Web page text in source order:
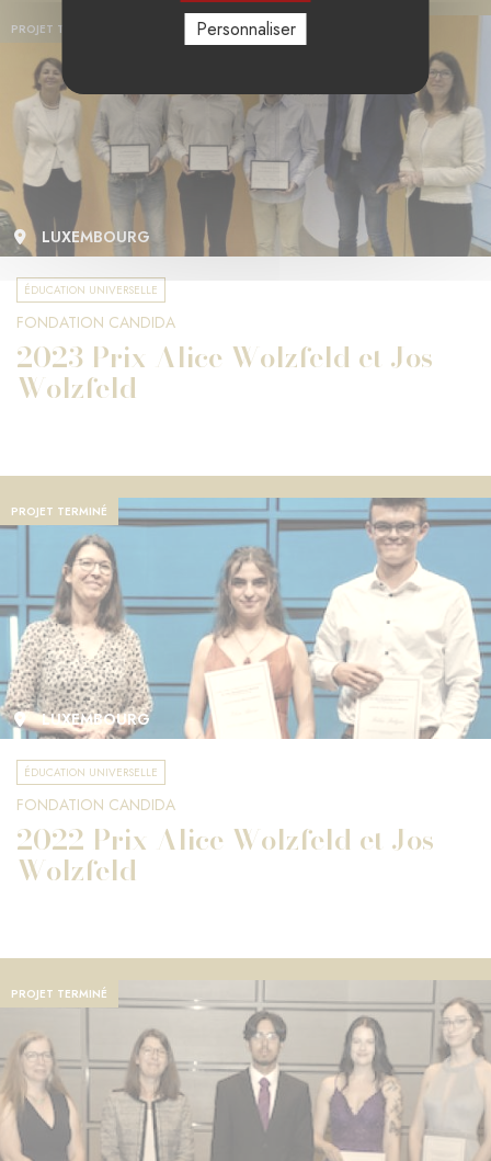
PROJET TERMINÉ
LUXEMBOURG
ÉDUCATION UNIVERSELLE
FONDATION CANDIDA
2023 Prix Alice Wolzfeld et Jos
Wolzfeld
PROJET TERMINÉ
LUXEMBOURG
ÉDUCATION UNIVERSELLE
FONDATION CANDIDA
2022 Prix Alice Wolzfeld et Jos
Wolzfeld
PROJET TERMINÉ
Personnaliser